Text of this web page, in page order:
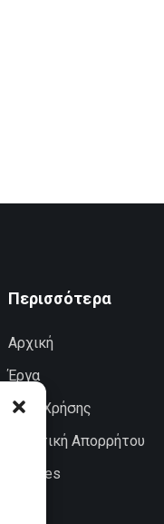
Περισσότερα
Αρχική
Έργα
Όροι Χρήσης
Πολιτική Απορρήτου
Cookies